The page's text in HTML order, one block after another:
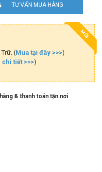
TƯ VẤN MUA HÀNG
MỚI
(Mua tại đây >>>)
chi tiết >>>)
& thanh toán tận nơi